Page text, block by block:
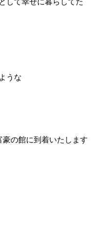
して幸せに暮らしてた
うな
の館に到着いたします